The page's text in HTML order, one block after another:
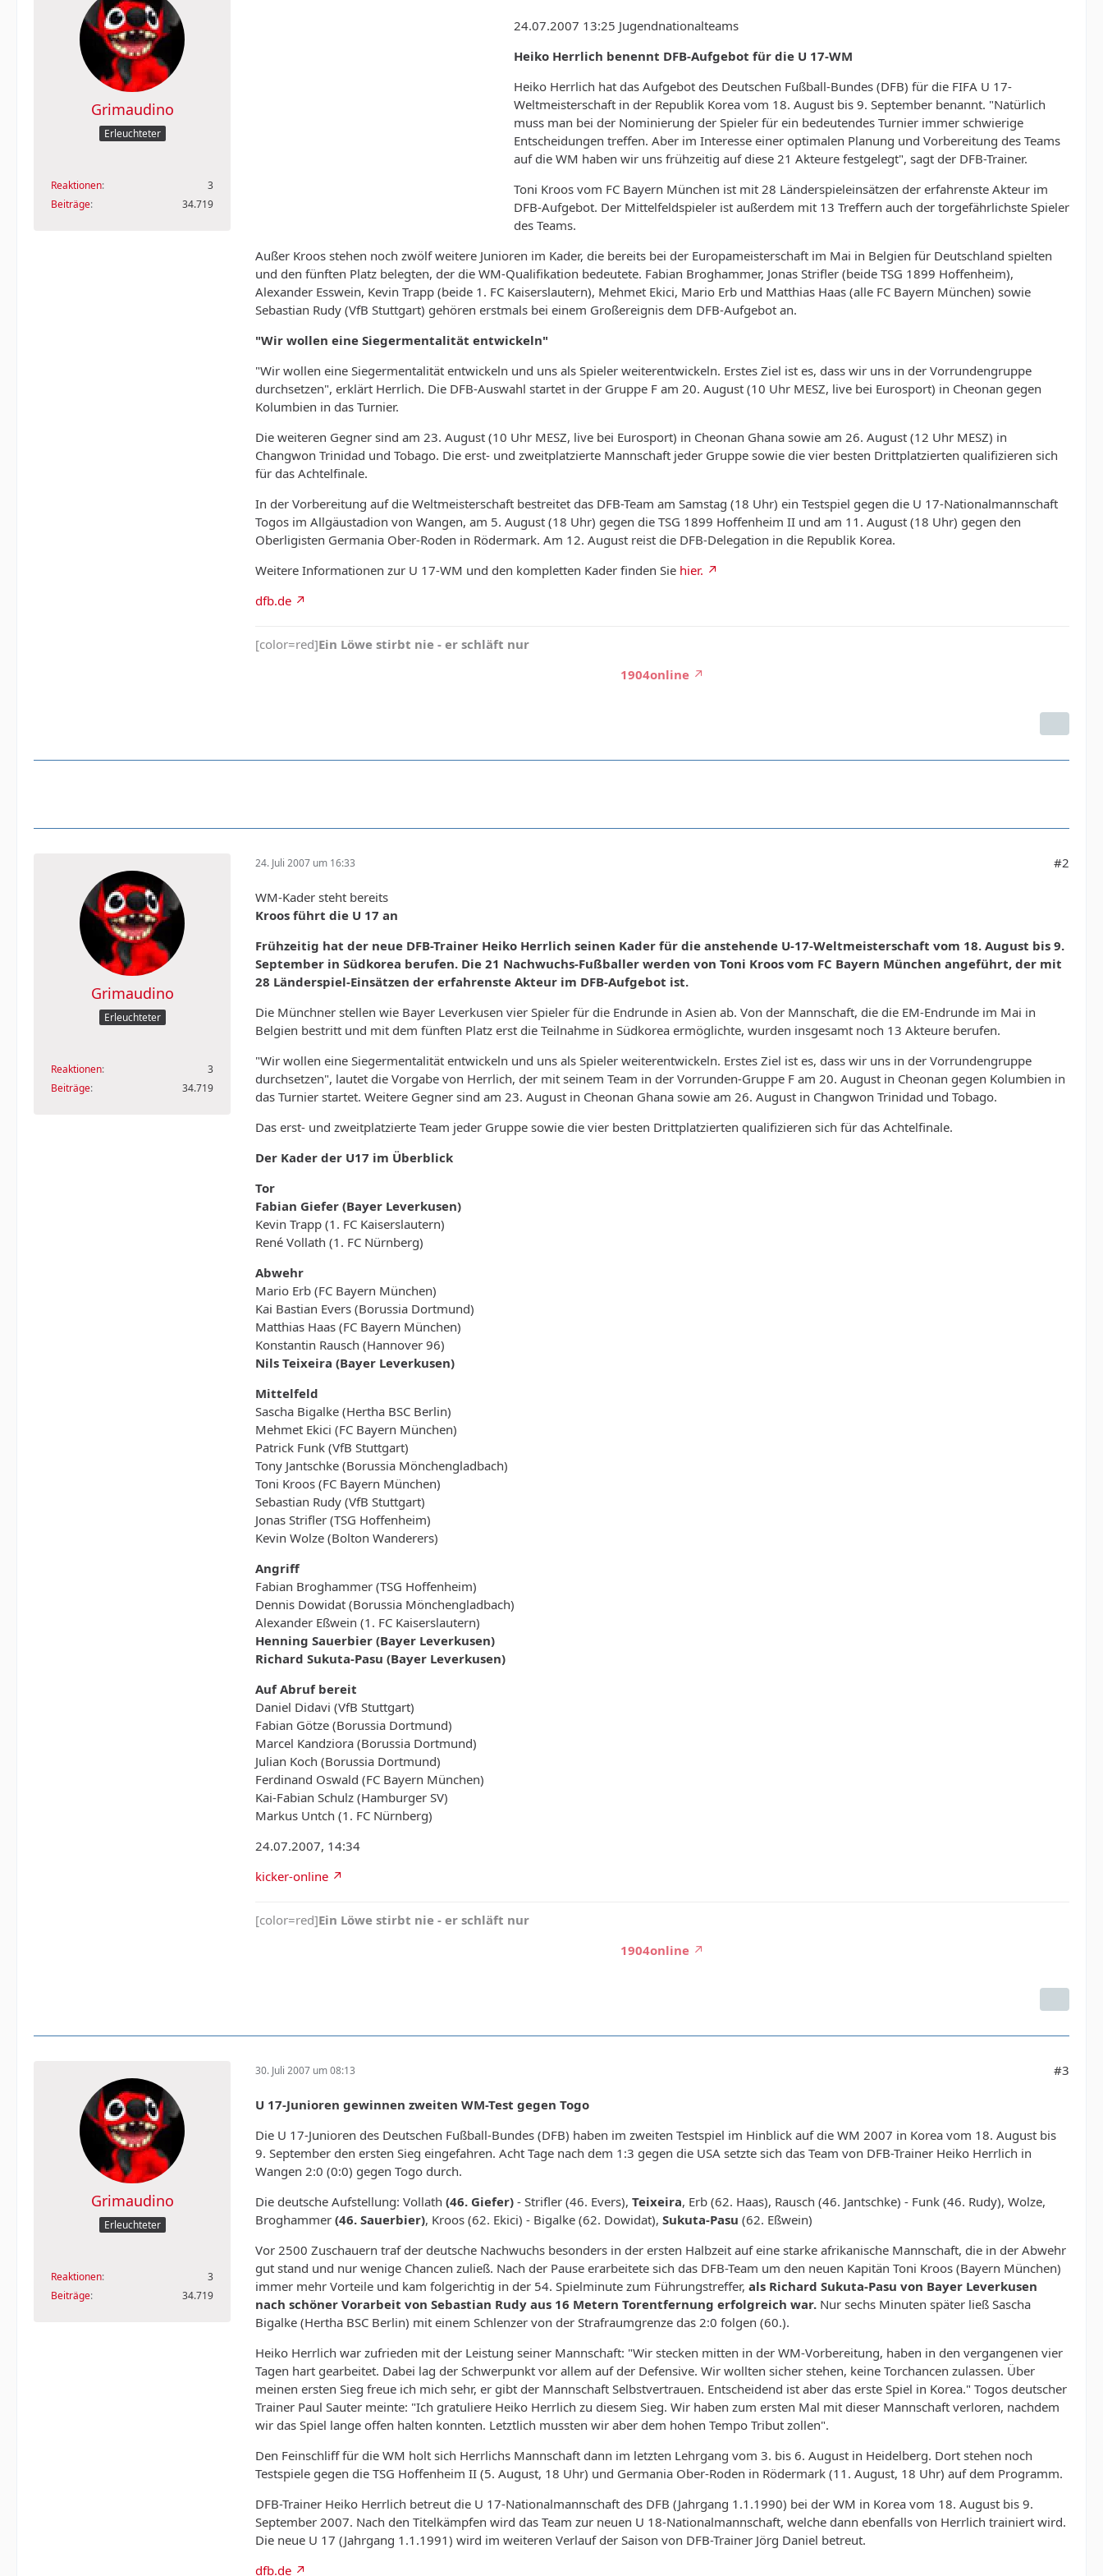
Grimaudino
Erleuchteter
Reaktionen
3
Beiträge
34.719
24.07.2007 13:25 Jugendnationalteams
Heiko Herrlich benennt DFB-Aufgebot für die U 17-WM
Heiko Herrlich hat das Aufgebot des Deutschen Fußball-Bundes (DFB) für die FIFA U 17-
Weltmeisterschaft in der Republik Korea vom 18. August bis 9. September benannt. "Natürlich
muss man bei der Nominierung der Spieler für ein bedeutendes Turnier immer schwierige
Entscheidungen treffen. Aber im Interesse einer optimalen Planung und Vorbereitung des Teams
auf die WM haben wir uns frühzeitig auf diese 21 Akteure festgelegt", sagt der DFB-Trainer.
Toni Kroos vom FC Bayern München ist mit 28 Länderspieleinsätzen der erfahrenste Akteur im
DFB-Aufgebot. Der Mittelfeldspieler ist außerdem mit 13 Treffern auch der torgefährlichste Spieler
des Teams.
Außer Kroos stehen noch zwölf weitere Junioren im Kader, die bereits bei der Europameisterschaft im Mai in Belgien für Deutschland spielten
und den fünften Platz belegten, der die WM-Qualifikation bedeutete. Fabian Broghammer, Jonas Strifler (beide TSG 1899 Hoffenheim),
Alexander Esswein, Kevin Trapp (beide 1. FC Kaiserslautern), Mehmet Ekici, Mario Erb und Matthias Haas (alle FC Bayern München) sowie
Sebastian Rudy (VfB Stuttgart) gehören erstmals bei einem Großereignis dem DFB-Aufgebot an.
"Wir wollen eine Siegermentalität entwickeln"
"Wir wollen eine Siegermentalität entwickeln und uns als Spieler weiterentwickeln. Erstes Ziel ist es, dass wir uns in der Vorrundengruppe
durchsetzen", erklärt Herrlich. Die DFB-Auswahl startet in der Gruppe F am 20. August (10 Uhr MESZ, live bei Eurosport) in Cheonan gegen
Kolumbien in das Turnier.
Die weiteren Gegner sind am 23. August (10 Uhr MESZ, live bei Eurosport) in Cheonan Ghana sowie am 26. August (12 Uhr MESZ) in
Changwon Trinidad und Tobago. Die erst- und zweitplatzierte Mannschaft jeder Gruppe sowie die vier besten Drittplatzierten qualifizieren sich
für das Achtelfinale.
In der Vorbereitung auf die Weltmeisterschaft bestreitet das DFB-Team am Samstag (18 Uhr) ein Testspiel gegen die U 17-Nationalmannschaft
Togos im Allgäustadion von Wangen, am 5. August (18 Uhr) gegen die TSG 1899 Hoffenheim II und am 11. August (18 Uhr) gegen den
Oberligisten Germania Ober-Roden in Rödermark. Am 12. August reist die DFB-Delegation in die Republik Korea.
Weitere Informationen zur U 17-WM und den kompletten Kader finden Sie hier.
dfb.de
[color=red]Ein Löwe stirbt nie - er schläft nur
1904online
Grimaudino
Erleuchteter
Reaktionen
3
Beiträge
34.719
24. Juli 2007 um 16:33 #2
WM-Kader steht bereits
Kroos führt die U 17 an
Frühzeitig hat der neue DFB-Trainer Heiko Herrlich seinen Kader für die anstehende U-17-Weltmeisterschaft vom 18. August bis 9.
September in Südkorea berufen. Die 21 Nachwuchs-Fußballer werden von Toni Kroos vom FC Bayern München angeführt, der mit
28 Länderspiel-Einsätzen der erfahrenste Akteur im DFB-Aufgebot ist.
Die Münchner stellen wie Bayer Leverkusen vier Spieler für die Endrunde in Asien ab. Von der Mannschaft, die die EM-Endrunde im Mai in
Belgien bestritt und mit dem fünften Platz erst die Teilnahme in Südkorea ermöglichte, wurden insgesamt noch 13 Akteure berufen.
"Wir wollen eine Siegermentalität entwickeln und uns als Spieler weiterentwickeln. Erstes Ziel ist es, dass wir uns in der Vorrundengruppe
durchsetzen", lautet die Vorgabe von Herrlich, der mit seinem Team in der Vorrunden-Gruppe F am 20. August in Cheonan gegen Kolumbien in
das Turnier startet. Weitere Gegner sind am 23. August in Cheonan Ghana sowie am 26. August in Changwon Trinidad und Tobago.
Das erst- und zweitplatzierte Team jeder Gruppe sowie die vier besten Drittplatzierten qualifizieren sich für das Achtelfinale.
Der Kader der U17 im Überblick
Tor
Fabian Giefer (Bayer Leverkusen)
Kevin Trapp (1. FC Kaiserslautern)
René Vollath (1. FC Nürnberg)
Abwehr
Mario Erb (FC Bayern München)
Kai Bastian Evers (Borussia Dortmund)
Matthias Haas (FC Bayern München)
Konstantin Rausch (Hannover 96)
Nils Teixeira (Bayer Leverkusen)
Mittelfeld
Sascha Bigalke (Hertha BSC Berlin)
Mehmet Ekici (FC Bayern München)
Patrick Funk (VfB Stuttgart)
Tony Jantschke (Borussia Mönchengladbach)
Toni Kroos (FC Bayern München)
Sebastian Rudy (VfB Stuttgart)
Jonas Strifler (TSG Hoffenheim)
Kevin Wolze (Bolton Wanderers)
Angriff
Fabian Broghammer (TSG Hoffenheim)
Dennis Dowidat (Borussia Mönchengladbach)
Alexander Eßwein (1. FC Kaiserslautern)
Henning Sauerbier (Bayer Leverkusen)
Richard Sukuta-Pasu (Bayer Leverkusen)
Auf Abruf bereit
Daniel Didavi (VfB Stuttgart)
Fabian Götze (Borussia Dortmund)
Marcel Kandziora (Borussia Dortmund)
Julian Koch (Borussia Dortmund)
Ferdinand Oswald (FC Bayern München)
Kai-Fabian Schulz (Hamburger SV)
Markus Untch (1. FC Nürnberg)
24.07.2007, 14:34
kicker-online
[color=red]Ein Löwe stirbt nie - er schläft nur
1904online
Grimaudino
Erleuchteter
Reaktionen
3
Beiträge
34.719
30. Juli 2007 um 08:13 #3
U 17-Junioren gewinnen zweiten WM-Test gegen Togo
Die U 17-Junioren des Deutschen Fußball-Bundes (DFB) haben im zweiten Testspiel im Hinblick auf die WM 2007 in Korea vom 18. August bis
9. September den ersten Sieg eingefahren. Acht Tage nach dem 1:3 gegen die USA setzte sich das Team von DFB-Trainer Heiko Herrlich in
Wangen 2:0 (0:0) gegen Togo durch.
Die deutsche Aufstellung: Vollath (46. Giefer) - Strifler (46. Evers), Teixeira, Erb (62. Haas), Rausch (46. Jantschke) - Funk (46. Rudy), Wolze,
Broghammer (46. Sauerbier), Kroos (62. Ekici) - Bigalke (62. Dowidat), Sukuta-Pasu (62. Eßwein)
Vor 2500 Zuschauern traf der deutsche Nachwuchs besonders in der ersten Halbzeit auf eine starke afrikanische Mannschaft, die in der Abwehr
gut stand und nur wenige Chancen zuließ. Nach der Pause erarbeitete sich das DFB-Team um den neuen Kapitän Toni Kroos (Bayern München)
immer mehr Vorteile und kam folgerichtig in der 54. Spielminute zum Führungstreffer, als Richard Sukuta-Pasu von Bayer Leverkusen
nach schöner Vorarbeit von Sebastian Rudy aus 16 Metern Torentfernung erfolgreich war. Nur sechs Minuten später ließ Sascha
Bigalke (Hertha BSC Berlin) mit einem Schlenzer von der Strafraumgrenze das 2:0 folgen (60.).
Heiko Herrlich war zufrieden mit der Leistung seiner Mannschaft: "Wir stecken mitten in der WM-Vorbereitung, haben in den vergangenen vier
Tagen hart gearbeitet. Dabei lag der Schwerpunkt vor allem auf der Defensive. Wir wollten sicher stehen, keine Torchancen zulassen. Über
meinen ersten Sieg freue ich mich sehr, er gibt der Mannschaft Selbstvertrauen. Entscheidend ist aber das erste Spiel in Korea." Togos deutscher
Trainer Paul Sauter meinte: "Ich gratuliere Heiko Herrlich zu diesem Sieg. Wir haben zum ersten Mal mit dieser Mannschaft verloren, nachdem
wir das Spiel lange offen halten konnten. Letztlich mussten wir aber dem hohen Tempo Tribut zollen".
Den Feinschliff für die WM holt sich Herrlichs Mannschaft dann im letzten Lehrgang vom 3. bis 6. August in Heidelberg. Dort stehen noch
Testspiele gegen die TSG Hoffenheim II (5. August, 18 Uhr) und Germania Ober-Roden in Rödermark (11. August, 18 Uhr) auf dem Programm.
DFB-Trainer Heiko Herrlich betreut die U 17-Nationalmannschaft des DFB (Jahrgang 1.1.1990) bei der WM in Korea vom 18. August bis 9.
September 2007. Nach den Titelkämpfen wird das Team zur neuen U 18-Nationalmannschaft, welche dann ebenfalls von Herrlich trainiert wird.
Die neue U 17 (Jahrgang 1.1.1991) wird im weiteren Verlauf der Saison von DFB-Trainer Jörg Daniel betreut.
dfb.de